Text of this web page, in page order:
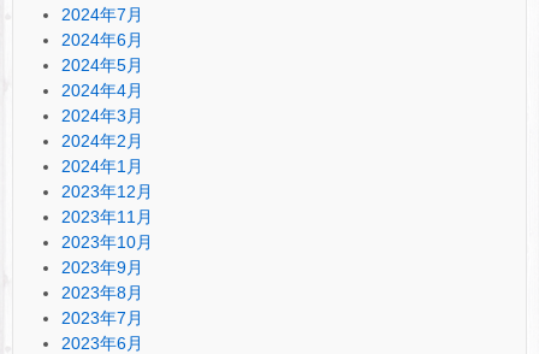
2024年7月
2024年6月
2024年5月
2024年4月
2024年3月
2024年2月
2024年1月
2023年12月
2023年11月
2023年10月
2023年9月
2023年8月
2023年7月
2023年6月